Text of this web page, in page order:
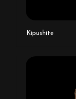
Kipushite